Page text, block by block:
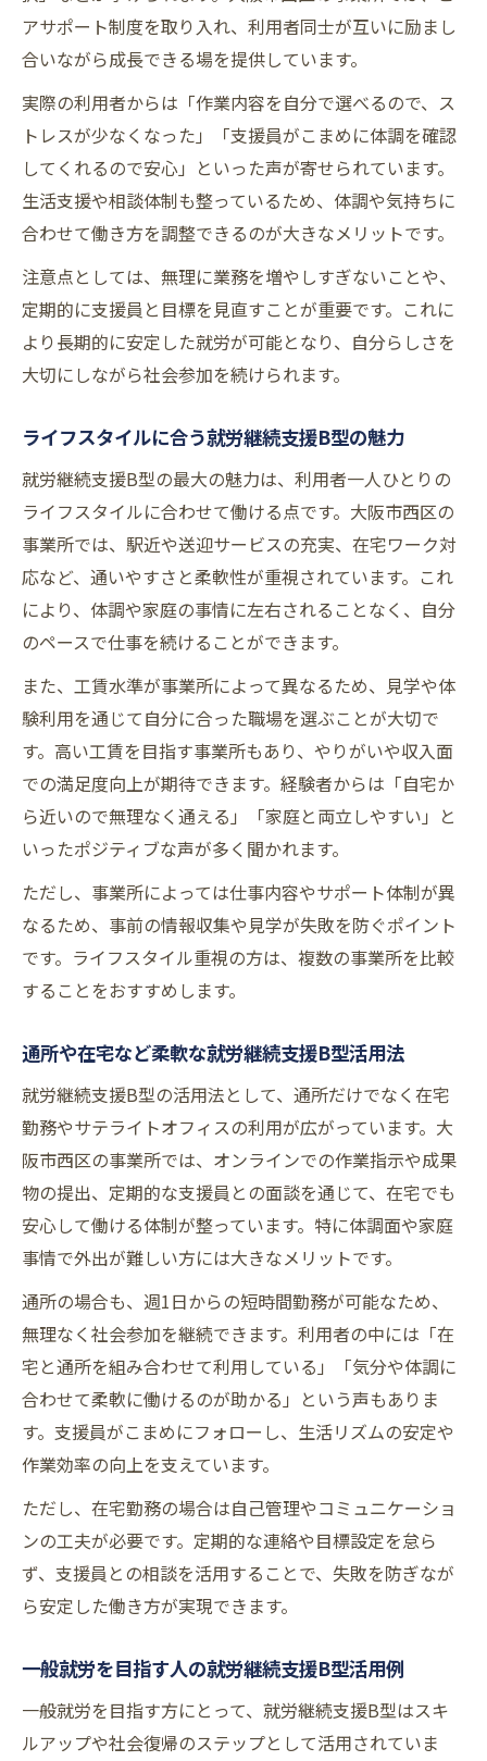
アサポート制度を取り入れ、利用者同士が互いに励まし
合いながら成長できる場を提供しています。
実際の利用者からは「作業内容を自分で選べるので、ス
トレスが少なくなった」「支援員がこまめに体調を確認
してくれるので安心」といった声が寄せられています。
生活支援や相談体制も整っているため、体調や気持ちに
合わせて働き方を調整できるのが大きなメリットです。
注意点としては、無理に業務を増やしすぎないことや、
定期的に支援員と目標を見直すことが重要です。これに
より長期的に安定した就労が可能となり、自分らしさを
大切にしながら社会参加を続けられます。
ライフスタイルに合う就労継続支援B型の魅力
就労継続支援B型の最大の魅力は、利用者一人ひとりの
ライフスタイルに合わせて働ける点です。大阪市西区の
事業所では、駅近や送迎サービスの充実、在宅ワーク対
応など、通いやすさと柔軟性が重視されています。これ
により、体調や家庭の事情に左右されることなく、自分
のペースで仕事を続けることができます。
また、工賃水準が事業所によって異なるため、見学や体
験利用を通じて自分に合った職場を選ぶことが大切で
す。高い工賃を目指す事業所もあり、やりがいや収入面
での満足度向上が期待できます。経験者からは「自宅か
ら近いので無理なく通える」「家庭と両立しやすい」と
いったポジティブな声が多く聞かれます。
ただし、事業所によっては仕事内容やサポート体制が異
なるため、事前の情報収集や見学が失敗を防ぐポイント
です。ライフスタイル重視の方は、複数の事業所を比較
することをおすすめします。
通所や在宅など柔軟な就労継続支援B型活用法
就労継続支援B型の活用法として、通所だけでなく在宅
勤務やサテライトオフィスの利用が広がっています。大
阪市西区の事業所では、オンラインでの作業指示や成果
物の提出、定期的な支援員との面談を通じて、在宅でも
安心して働ける体制が整っています。特に体調面や家庭
事情で外出が難しい方には大きなメリットです。
通所の場合も、週1日からの短時間勤務が可能なため、
無理なく社会参加を継続できます。利用者の中には「在
宅と通所を組み合わせて利用している」「気分や体調に
合わせて柔軟に働けるのが助かる」という声もありま
す。支援員がこまめにフォローし、生活リズムの安定や
作業効率の向上を支えています。
ただし、在宅勤務の場合は自己管理やコミュニケーショ
ンの工夫が必要です。定期的な連絡や目標設定を怠ら
ず、支援員との相談を活用することで、失敗を防ぎなが
ら安定した働き方が実現できます。
一般就労を目指す人の就労継続支援B型活用例
一般就労を目指す方にとって、就労継続支援B型はスキ
ルアップや社会復帰のステップとして活用されていま